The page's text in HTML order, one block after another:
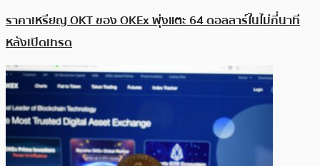
ราคาเหรียญ OKT ของ OKEx พุ่งแตะ 64 ดอลลาร์ในไม่กี่นาที
หลังเปิดเทรด